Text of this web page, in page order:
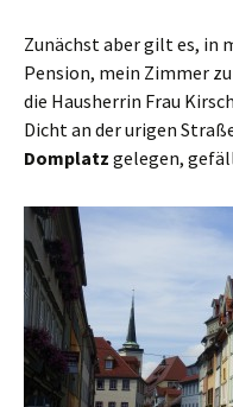
Zunächst aber gilt es, in
Pension, mein Zimmer
die Hausherrin Frau
Dicht an der urigen
Domplatz gelegen,